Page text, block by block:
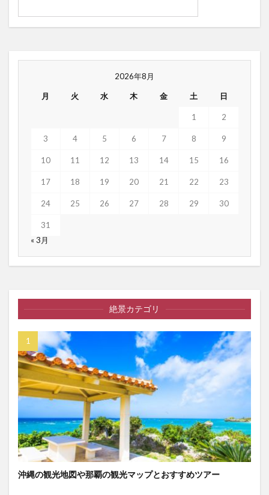
2026年8月
月 火 水 木 金 土 日
1 2
3 4 5 6 7 8 9
10 11 12 13 14 15 16
17 18 19 20 21 22 23
24 25 26 27 28 29 30
31
« 3月
絶景カテゴリ
沖縄の観光地図や那覇の観光マップとおすすめツアー